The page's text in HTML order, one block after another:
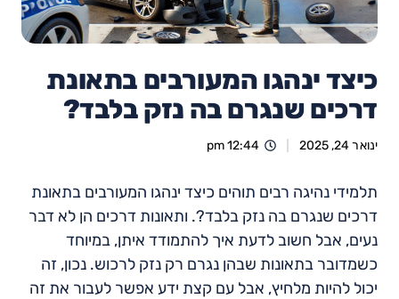
כיצד ינהגו המעורבים בתאונת
דרכים שנגרם בה נזק בלבד?
ינואר 24, 2025 12:44 pm
תלמידי נהיגה רבים תוהים כיצד ינהגו המעורבים בתאונת
דרכים שנגרם בה נזק בלבד?. ותאונות דרכים הן לא דבר
נעים, אבל חשוב לדעת איך להתמודד איתן, במיוחד
כשמדובר בתאונות שבהן נגרם רק נזק לרכוש. נכון, זה
יכול להיות מלחיץ, אבל עם קצת ידע אפשר לעבור את זה